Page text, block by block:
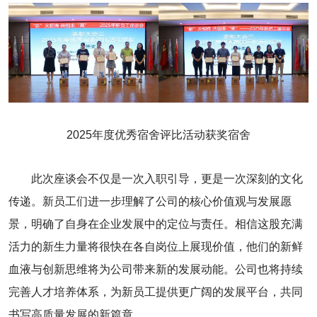
2025年度优秀宿舍评比活动获奖宿舍
此次座谈会不仅是一次入职引导，更是一次深刻的文化
传递。新员工们进一步理解了公司的核心价值观与发展愿
景，明确了自身在企业发展中的定位与责任。相信这股充满
活力的新生力量将很快在各自岗位上展现价值，他们的新鲜
血液与创新思维将为公司带来新的发展动能。公司也将持续
完善人才培养体系，为新员工提供更广阔的发展平台，共同
书写高质量发展的新篇章。